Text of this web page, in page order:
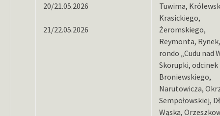
20/21.05.2026
21/22.05.2026
Tuwima,
Krasickiego,
Żeromskiego,
Reymonta, Rynek,
rondo „Cudu nad
Skorupki, odcinek
Broniewskiego,
Narutowicza,
Sempołowskiej,
Wąska,